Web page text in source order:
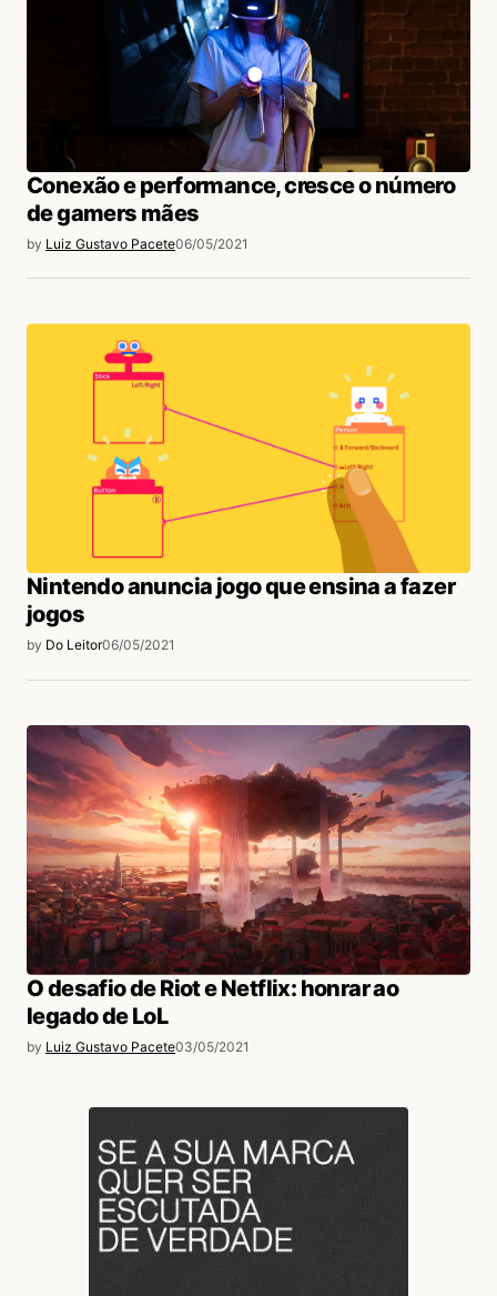
Conexão e performance, cresce o número
de gamers mães
by Luiz Gustavo Pacete06/05/2021
Nintendo anuncia jogo que ensina a fazer
jogos
by Do Leitor06/05/2021
O desafio de Riot e Netflix: honrar ao
legado de LoL
by Luiz Gustavo Pacete03/05/2021